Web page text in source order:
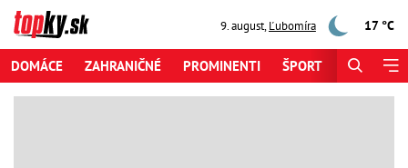
9. august,Ľubomíra 17 °C
DOMÁCE ZAHRANIČNÉ PROMINENTI ŠPORT